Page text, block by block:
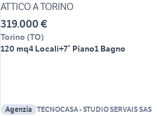
ATTICO A TORINO
319.000 €
Torino (TO)
120 mq4 Locali+7° Piano1 Bagno
Agenzia TECNOCASA - STUDIO SERVAIS SAS